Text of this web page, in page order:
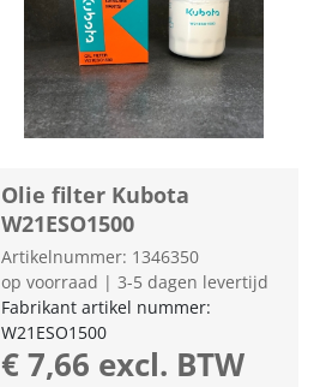
Olie filter Kubota
W21ESO1500
Artikelnummer: 1346350
op voorraad | 3-5 dagen levertijd
Fabrikant artikel nummer:
W21ESO1500
€ 7,66 excl. BTW